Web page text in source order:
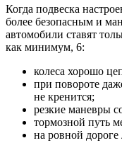
Когда подвеска
более безопасным и
автомобили ставят
как минимум, 6:
колеса хорошо
при повороте
не кренится;
резкие маневры
тормозной путь
на ровной дороге